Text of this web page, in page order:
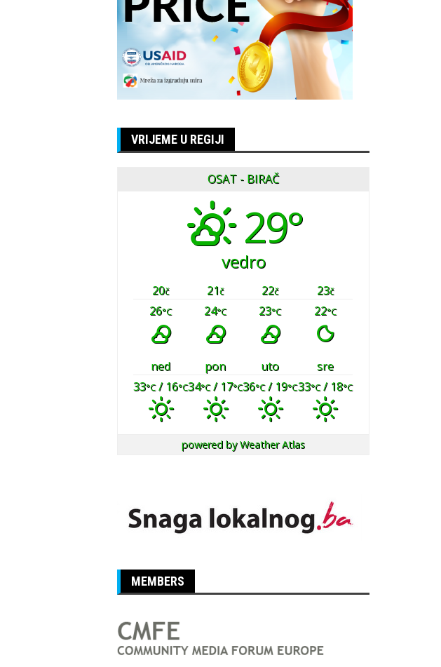
VRIJEME U REGIJI
OSAT - BIRAČ
29°
vedro
20č 21č 22č 23č
26°C 24°C 23°C 22°C
ned pon uto
sre
33°C/ 16°C34°C/ 17°C36°C/ 19°C33°C/ 18°C
powered byWeather Atlas
MEMBERS